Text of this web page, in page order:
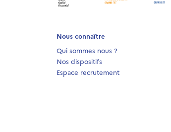
Nous connaître
Qui sommes nous ?
Nos dispositifs
Espace recrutement